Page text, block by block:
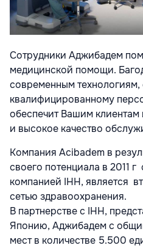
Сотрудники Аджибадем
медицинской помощи.
современным
квалифицированному
обеспечит Вашим
и высокое качество
Компания Acibadem в
своего потенциала в 2011
компанией IHH, является
сетью здравоохранения.
В партнерстве с IHH,
Японию, Аджибадем с
мест в количестве 5.500